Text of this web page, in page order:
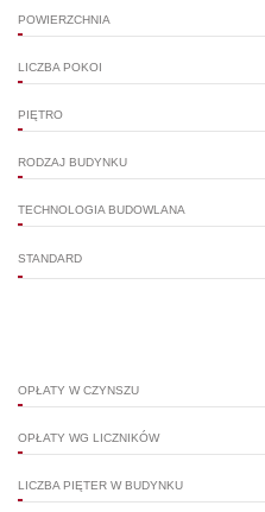
POWIERZCHNIA
LICZBA POKOI
PIĘTRO
RODZAJ BUDYNKU
TECHNOLOGIA BUDOWLANA
STANDARD
OPŁATY W CZYNSZU
OPŁATY WG LICZNIKÓW
LICZBA PIĘTER W BUDYNKU